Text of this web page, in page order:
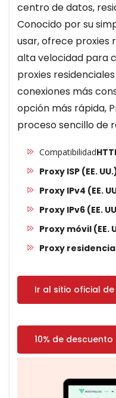
centro de datos,
Conocido por su
usar, ofrece proxies
alta velocidad para
proxies
conexiones más
opción más rápida,
proceso sencillo de
Compatibilidad
Proxy ISP (EE.
Proxy IPv4 (EE.
Proxy IPv6 (EE.
Proxy móvil (EE.
Proxy
Ir al sitio oficial
10% de